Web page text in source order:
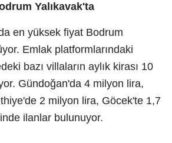
Yalıkavak'ta
en yüksek fiyat Bodrum
Emlak platformlarındaki
bazı villaların aylık kirası 10
Gündoğan'da 4 milyon lira,
2 milyon lira, Göcek'te 1,7
ilanlar bulunuyor.